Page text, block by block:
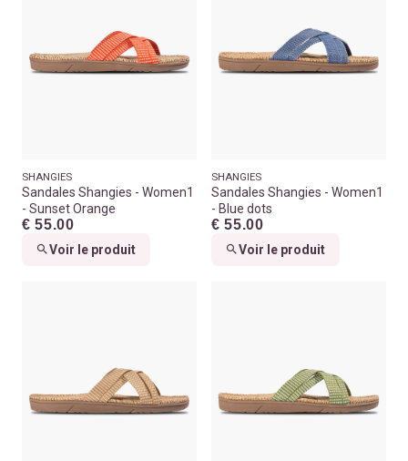
SHANGIES
Sandales Shangies - Women1
- Sunset Orange
€ 55.00
Voir le produit
SHANGIES
Sandales Shangies - Women1
- Blue dots
€ 55.00
Voir le produit